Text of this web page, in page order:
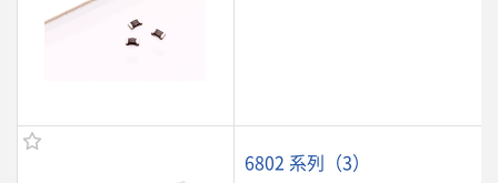
6802 系列（3）